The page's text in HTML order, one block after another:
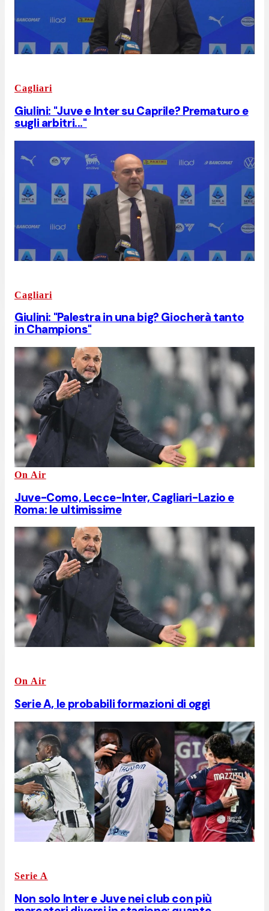
Cagliari
Giulini: "Juve e Inter su Caprile? Prematuro e
sugli arbitri..."
Cagliari
Giulini: "Palestra in una big? Giocherà tanto
in Champions"
On Air
Juve-Como, Lecce-Inter, Cagliari-Lazio e
Roma: le ultimissime
On Air
Serie A, le probabili formazioni di oggi
Serie A
Non solo Inter e Juve nei club con più